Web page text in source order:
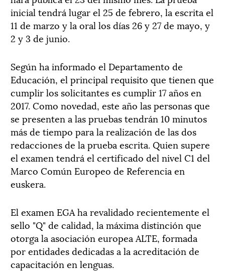
inicial tendrá lugar el 25 de febrero, la escrita el
11 de marzo y la oral los días 26 y 27 de mayo, y
2 y 3 de junio.
Según ha informado el Departamento de
Educación, el principal requisito que tienen que
cumplir los solicitantes es cumplir 17 años en
2017. Como novedad, este año las personas que
se presenten a las pruebas tendrán 10 minutos
más de tiempo para la realización de las dos
redacciones de la prueba escrita. Quien supere
el examen tendrá el certificado del nivel C1 del
Marco Común Europeo de Referencia en
euskera.
El examen EGA ha revalidado recientemente el
sello "Q" de calidad, la máxima distinción que
otorga la asociación europea ALTE, formada
por entidades dedicadas a la acreditación de
capacitación en lenguas.